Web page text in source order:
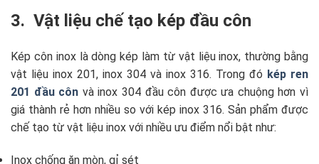
3. Vật liệu chế tạo kép đầu côn
Kép côn inox là dòng kép làm từ vật liệu inox, thường bằng
vật liệu inox 201, inox 304 và inox 316. Trong đó kép ren
201 đầu côn và inox 304 đầu côn được ưa chuộng hơn vì
giá thành rẻ hơn nhiều so với kép inox 316. Sản phẩm được
chế tạo từ vật liệu inox với nhiều ưu điểm nổi bật như:
Inox chống ăn mòn, gỉ sét